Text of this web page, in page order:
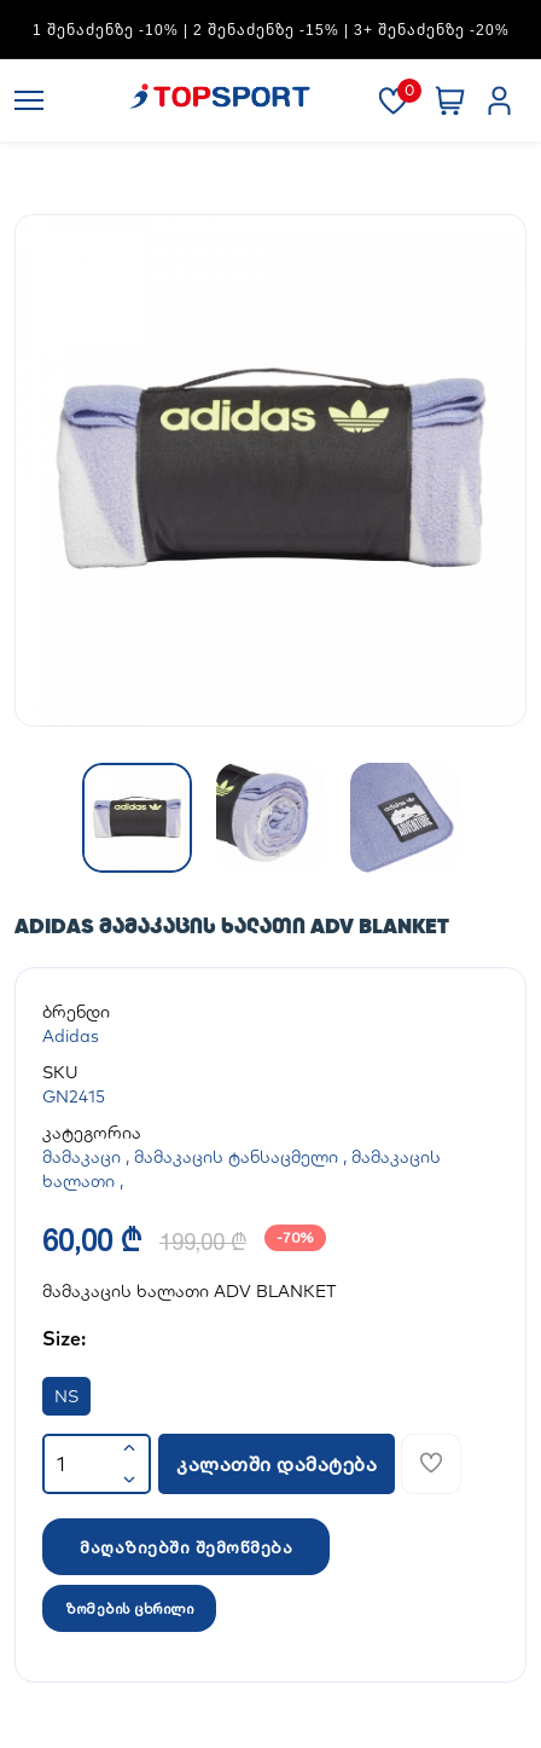
ᲨᲔᲜᲐᲫᲔᲜᲖᲔ -30%
0
ADIDAS ᲛᲐᲛᲐᲙᲐᲪᲘᲡ ᲮᲐᲚᲐᲗᲘ ADV BLANKET
ბრენდი
Adidas
SKU
GN2415
კატეგორია
მამაკაცი , მამაკაცის ტანსაცმელი , მამაკაცის
ხალათი ,
60,00 ₾ 199,00 ₾ -70%
მამაკაცის ხალათი ADV BLANKET
Size:
NS
კალათში დამატება
მაღაზიებში შემოწმება
ზომების ცხრილი